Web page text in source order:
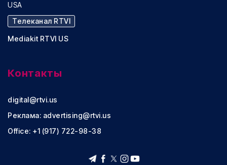
USA
Телеканал RTVI
Mediakit RTVI US
Контакты
digital@rtvi.us
Реклама: advertising@rtvi.us
Office: +1 (917) 722-98-38